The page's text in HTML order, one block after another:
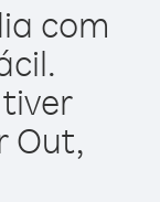
com
Out,